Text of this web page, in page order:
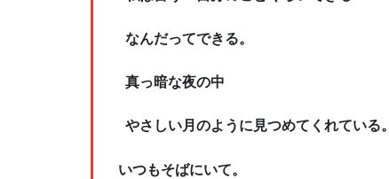
なんだってできる。
真っ暗な夜の中
やさしい月のように見つめてくれている。
いつもそばにいて。